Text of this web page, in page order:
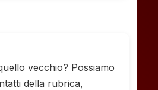
vecchio? Possiamo
della rubrica,